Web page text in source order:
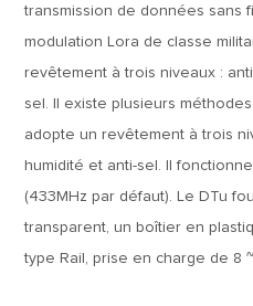
transmission de données sans
modulation Lora de classe
revêtement à trois niveaux :
sel. Il existe plusieurs
adopte un revêtement à trois
humidité et anti-sel. Il
(433MHz par défaut). Le DTu
transparent, un boîtier en
type Rail, prise en charge de 8